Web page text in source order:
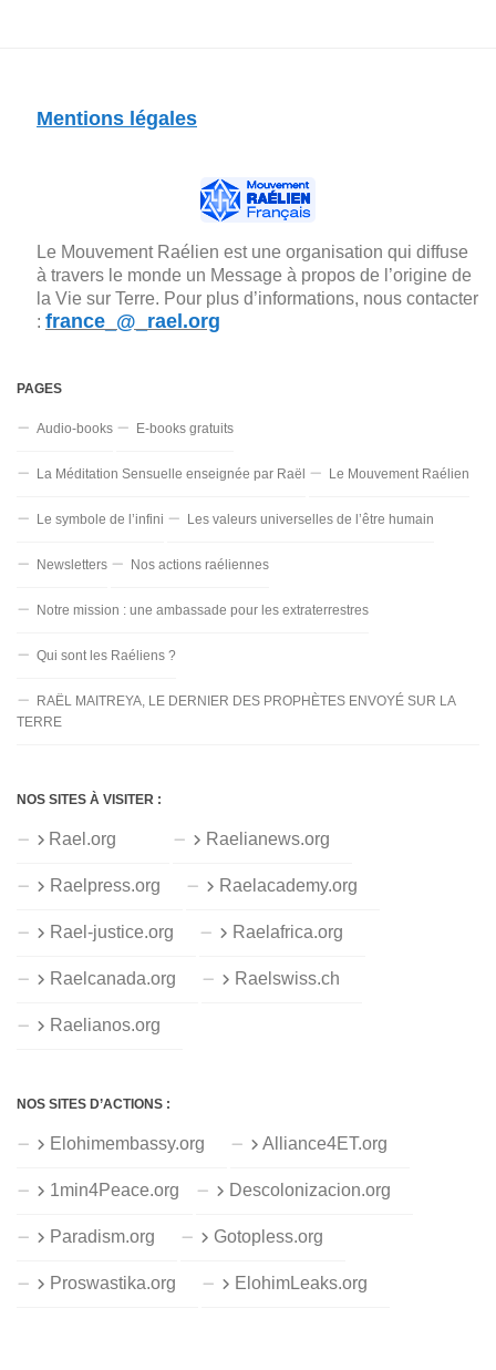
Mentions légales
Le Mouvement Raélien est une organisation qui diffuse
à travers le monde un Message à propos de l’origine de
la Vie sur Terre. Pour plus d’informations, nous contacter
: france_@_rael.org
PAGES
Audio-books E-books gratuits
La Méditation Sensuelle enseignée par Raël Le Mouvement Raélien
Le symbole de l’infini Les valeurs universelles de l’être humain
Newsletters Nos actions raéliennes
Notre mission : une ambassade pour les extraterrestres
Qui sont les Raéliens ?
RAËL MAITREYA, LE DERNIER DES PROPHÈTES ENVOYÉ SUR LA
TERRE
NOS SITES À VISITER :
Rael.org Raelianews.org
Raelpress.org Raelacademy.org
Rael-justice.org Raelafrica.org
Raelcanada.org Raelswiss.ch
Raelianos.org
NOS SITES D’ACTIONS :
Elohimembassy.org Alliance4ET.org
1min4Peace.org Descolonizacion.org
Paradism.org Gotopless.org
Proswastika.org ElohimLeaks.org